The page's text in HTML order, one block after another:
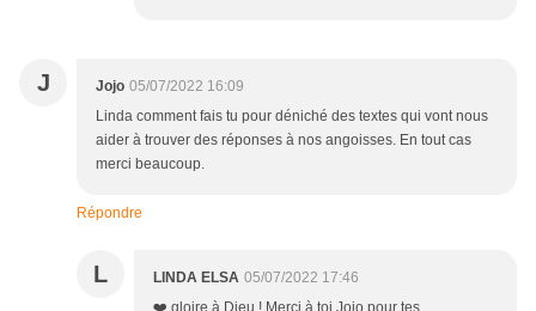
J Jojo 05/07/2022 16:09
Linda comment fais tu pour déniché des textes qui vont nous
aider à trouver des réponses à nos angoisses. En tout cas
merci beaucoup.
Répondre
L LINDA ELSA 05/07/2022 17:46
❤️ gloire à Dieu ! Merci à toi Jojo pour tes